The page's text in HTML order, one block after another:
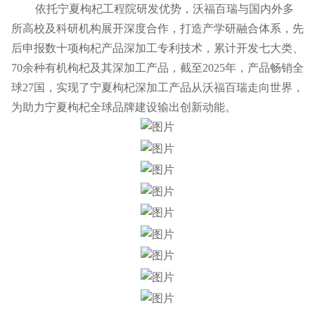
依托宁夏枸杞工程院研发优势，沃福百瑞与国内外多
所高校及科研机构展开深度合作，打造产学研融合体系，先
后申报数十项枸杞产品深加工专利技术，累计开发七大类、
70余种有机枸杞及其深加工产品，截至2025年，产品畅销全
球27国，实现了宁夏枸杞深加工产品从沃福百瑞走向世界，
为助力宁夏枸杞全球品牌建设输出创新动能。